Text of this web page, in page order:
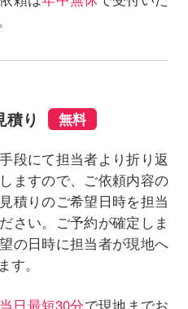
積り
段にて担当者より折り返
ますので、ご依頼内容の
積りのご希望日時を担当
さい。ご予約が確定しま
の日時に担当者が現地へ
す。
当日最短30分で現地までお